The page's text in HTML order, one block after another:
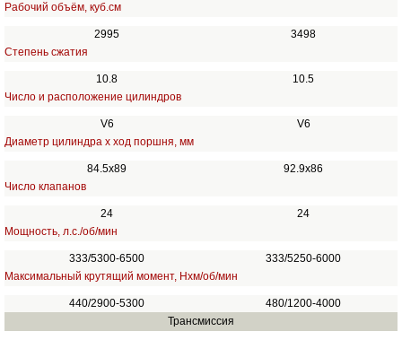
Рабочий объём, куб.см
2995
3498
Степень сжатия
10.8
10.5
Число и расположение цилиндров
V6
V6
Диаметр цилиндра х ход поршня, мм
84.5х89
92.9х86
Число клапанов
24
24
Мощность, л.с./об/мин
333/5300-6500
333/5250-6000
Максимальный крутящий момент, Нхм/об/мин
440/2900-5300
480/1200-4000
Трансмиссия